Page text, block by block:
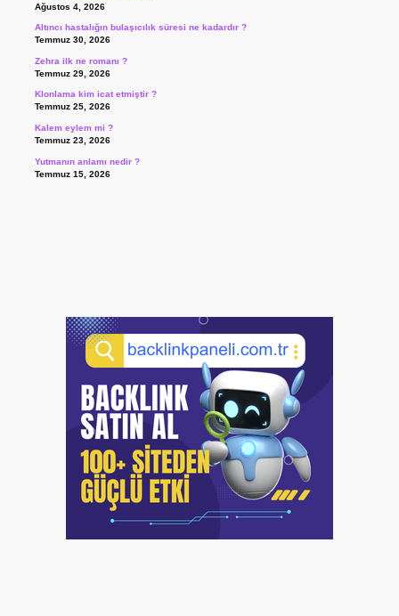
Ağustos 4, 2026
Altıncı hastalığın bulaşıcılık süresi ne kadardır ?
Temmuz 30, 2026
Zehra ilk ne romanı ?
Temmuz 29, 2026
Klonlama kim icat etmiştir ?
Temmuz 25, 2026
Kalem eylem mi ?
Temmuz 23, 2026
Yutmanın anlamı nedir ?
Temmuz 15, 2026